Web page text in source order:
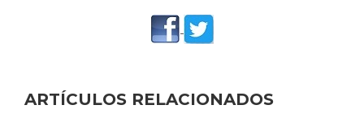
ARTÍCULOS RELACIONADOS